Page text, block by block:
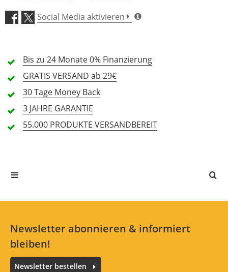
5 Sterne
4 Sterne
2 Sterne
1 Sterne
Alle Sprachen
Social Media aktivieren
Bis zu 24 Monate0% Finanzierung
GRATIS VERSAND ab 29€
30 Tage Money Back
3 JAHRE GARANTIE
55.000 PRODUKTE VERSANDBEREIT
Newsletter abonnieren & informiert
bleiben!
Newsletter bestellen